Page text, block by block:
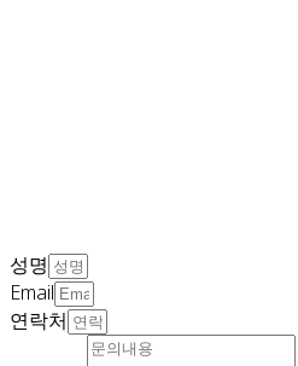
성명
Email
연락처